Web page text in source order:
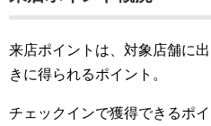
来店ポイントは、対象店舗に
きに得られるポイント。
チェックインで獲得できるポ